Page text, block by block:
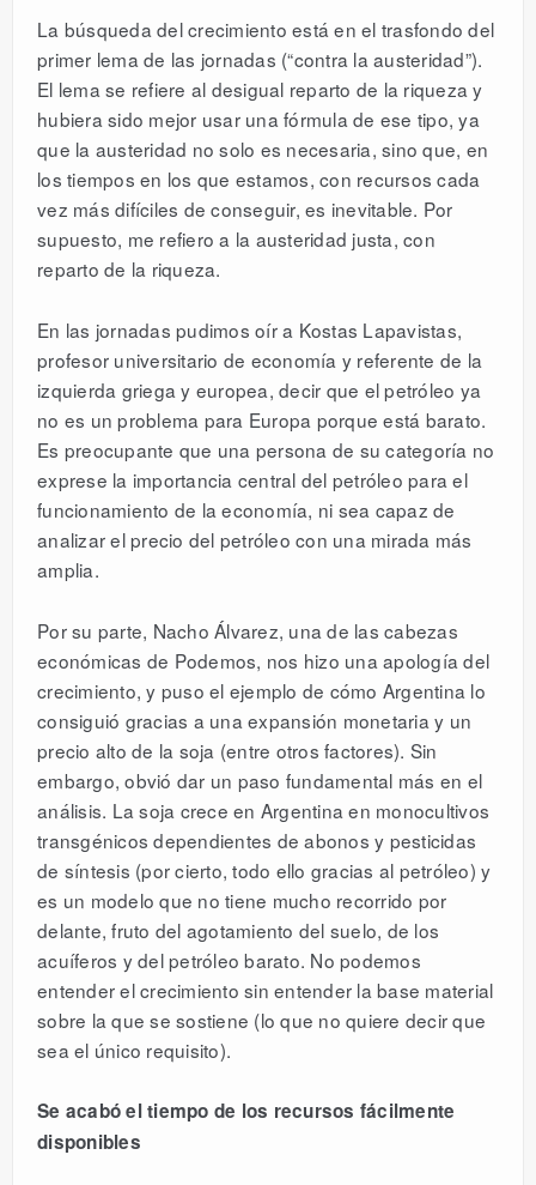
La búsqueda del crecimiento está en el trasfondo del
primer lema de las jornadas (“contra la austeridad”).
El lema se refiere al desigual reparto de la riqueza y
hubiera sido mejor usar una fórmula de ese tipo, ya
que la austeridad no solo es necesaria, sino que, en
los tiempos en los que estamos, con recursos cada
vez más difíciles de conseguir, es inevitable. Por
supuesto, me refiero a la austeridad justa, con
reparto de la riqueza.
En las jornadas pudimos oír a Kostas Lapavistas,
profesor universitario de economía y referente de la
izquierda griega y europea, decir que el petróleo ya
no es un problema para Europa porque está barato.
Es preocupante que una persona de su categoría no
exprese la importancia central del petróleo para el
funcionamiento de la economía, ni sea capaz de
analizar el precio del petróleo con una mirada más
amplia.
Por su parte, Nacho Álvarez, una de las cabezas
económicas de Podemos, nos hizo una apología del
crecimiento, y puso el ejemplo de cómo Argentina lo
consiguió gracias a una expansión monetaria y un
precio alto de la soja (entre otros factores). Sin
embargo, obvió dar un paso fundamental más en el
análisis. La soja crece en Argentina en monocultivos
transgénicos dependientes de abonos y pesticidas
de síntesis (por cierto, todo ello gracias al petróleo) y
es un modelo que no tiene mucho recorrido por
delante, fruto del agotamiento del suelo, de los
acuíferos y del petróleo barato. No podemos
entender el crecimiento sin entender la base material
sobre la que se sostiene (lo que no quiere decir que
sea el único requisito).
Se acabó el tiempo de los recursos fácilmente
disponibles